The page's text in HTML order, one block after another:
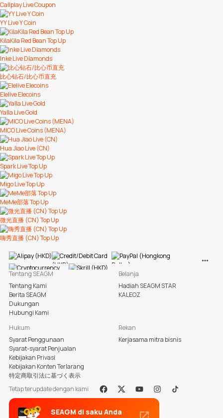
Callplay Live Coupon
YY Live Y Coin
KilaKila Red Bean Top Up
Inke Live Diamonds
比心钻石/比心币直充
Elelive Elecoins
Yalla Live Gold
MICO Live Coins (MENA)
Hua Jiao Live (CN)
Spark Live Top Up
Migo Live Top Up
MeMe部落 Top Up
微光直播 (CN) Top Up
嗨秀直播 (CN) Top Up
Tetap terupdate dengan kami
Facebook
X YoutubeInstagram
Tentang SEAGM
Tentang Kami
Berita SEAGM
Dukungan
Hubungi Kami
Belanja
Hadiah SEAGM STAR
KALEOZ
Hukum
Syarat Penggunaan
Syarat-syarat Penjualan
Kebijakan Privasi
Kebijakan Konten Terlarang
特定商取引法に基づく表示
Rekan
Kerjasama mitra bisnis
SEAGM di saku Anda